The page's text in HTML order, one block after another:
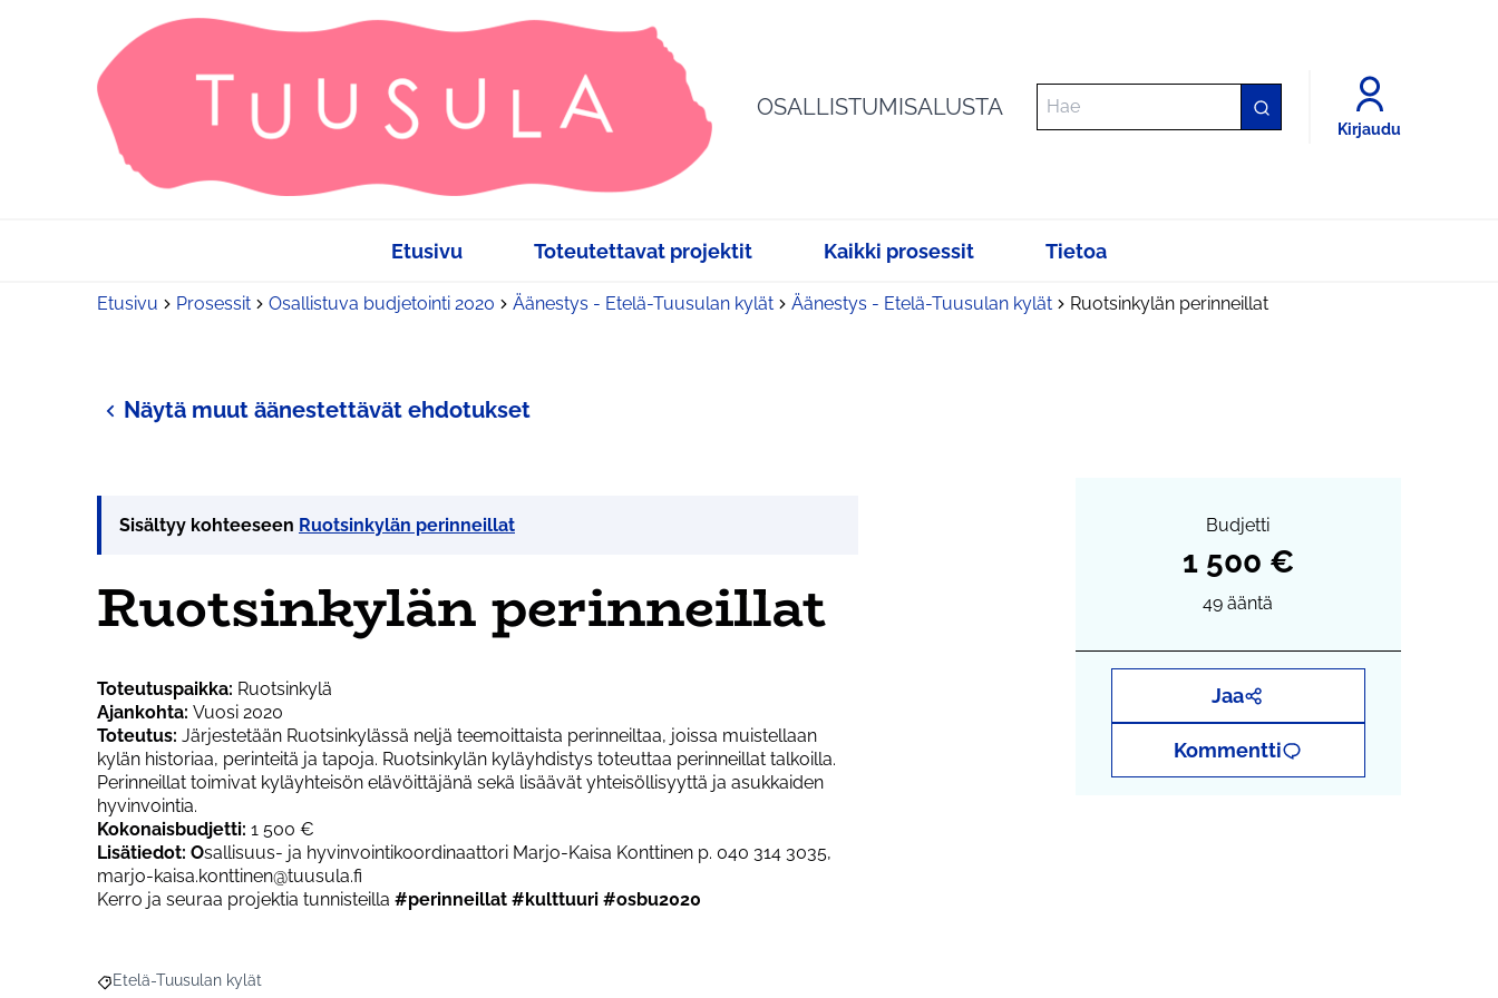
OSALLISTUMISALUSTA
Kirjaudu
Etusivu Toteutettavat projektit Kaikki prosessit Tietoa
Etusivu Prosessit Osallistuva budjetointi 2020 Äänestys - Etelä-Tuusulan kylät Äänestys - Etelä-Tuusulan kylät Ruotsinkylän perinneillat
Näytä muut äänestettävät ehdotukset
Sisältyy kohteeseen Ruotsinkylän perinneillat
Ruotsinkylän perinneillat
Toteutuspaikka: Ruotsinkylä
Ajankohta: Vuosi 2020
Toteutus: Järjestetään Ruotsinkylässä neljä teemoittaista perinneiltaa, joissa muistellaan
kylän historiaa, perinteitä ja tapoja. Ruotsinkylän kyläyhdistys toteuttaa perinneillat talkoilla.
Perinneillat toimivat kyläyhteisön elävöittäjänä sekä lisäävät yhteisöllisyyttä ja asukkaiden
hyvinvointia.
Kokonaisbudjetti: 1 500 €
Lisätiedot: Osallisuus- ja hyvinvointikoordinaattori Marjo-Kaisa Konttinen p. 040 314 3035,
marjo-kaisa.konttinen@tuusula.fi
Kerro ja seuraa projektia tunnisteilla #perinneillat #kulttuuri #osbu2020
Rajaa tulokset aihepiirin mukaan: Etelä-Tuusulan kylät
Etelä-Tuusulan kylät
Budjetti
1 500 €
49ääntä
Jaa
Kommentti